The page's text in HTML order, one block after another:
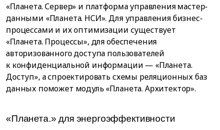
«Планета. Сервер» и платформа управления мастер-
данными «Планета. НСИ». Для управления бизнес-
процессами и их оптимизации существует
«Планета. Процессы», для обеспечения
авторизованного доступа пользователей
к конфиденциальной информации — «Планета.
Доступ», а спроектировать схемы реляционных баз
данных поможет модуль «Планета. Архитектор».
«Планета.» для энергоэффективности